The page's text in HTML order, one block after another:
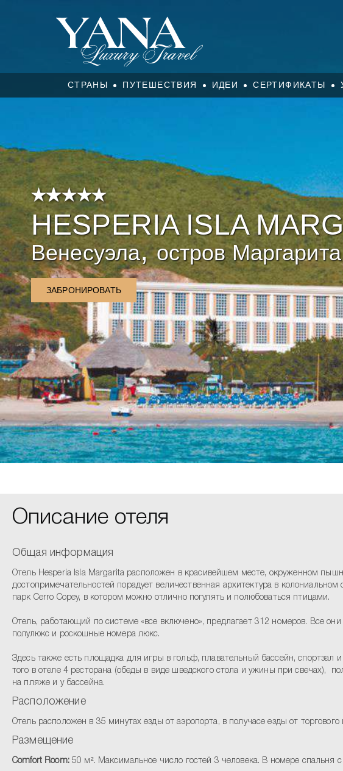
СТРАНЫ ПУТЕШЕСТВИЯ ИДЕИ СЕРТИФИКАТЫ
HESPERIA ISLA
Венесуэла,остров Маргарита
ЗАБРОНИРОВАТЬ
Описание отеля
Общая информация
Отель Hesperia Isla Margarita расположен в красивейшем месте, окруженном
достопримечательностей порадует величественная архитектура в
парк Cerro Copey, в котором можно отлично погулять и полюбоваться птицами.
Отель, работающий по системе «все включено», предлагает 312 номеров. Все
полулюкс и роскошные номера люкс.
Здесь также есть площадка для игры в гольф, плавательный бассейн,
того в отеле 4 ресторана (обеды в виде шведского стола и ужины при свечах),
на пляже и у бассейна.
Расположение
Отель расположен в 35 минутах езды от аэропорта, в получасе езды от
Размещение
Comfort Room:50 м². Максимальное число гостей 3 человека. В номере спальня